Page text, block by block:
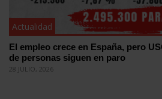
Actualidad
El empleo crece en España, pero
de personas siguen en paro
28 JULIO, 2026